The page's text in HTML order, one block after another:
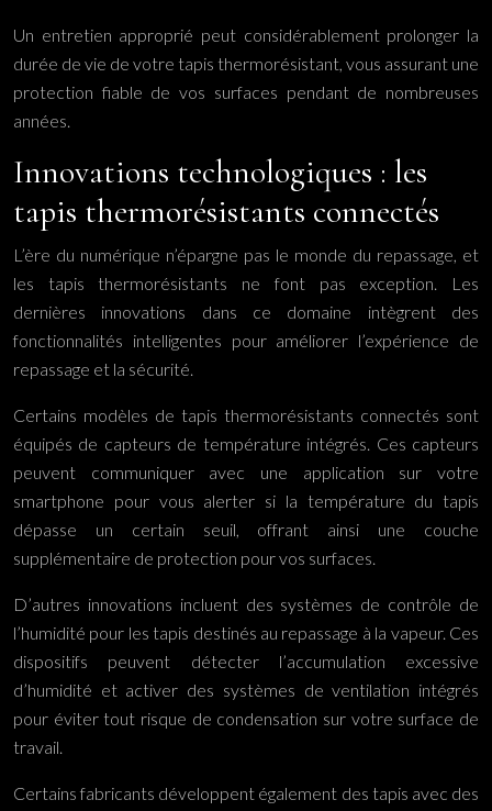
Un entretien approprié peut considérablement prolonger la
durée de vie de votre tapis thermorésistant, vous assurant une
protection fiable de vos surfaces pendant de nombreuses
années.
Innovations technologiques : les
tapis thermorésistants connectés
L’ère du numérique n’épargne pas le monde du repassage, et
les tapis thermorésistants ne font pas exception. Les
dernières innovations dans ce domaine intègrent des
fonctionnalités intelligentes pour améliorer l’expérience de
repassage et la sécurité.
Certains modèles de tapis thermorésistants connectés sont
équipés de capteurs de température intégrés. Ces capteurs
peuvent communiquer avec une application sur votre
smartphone pour vous alerter si la température du tapis
dépasse un certain seuil, offrant ainsi une couche
supplémentaire de protection pour vos surfaces.
D’autres innovations incluent des systèmes de contrôle de
l’humidité pour les tapis destinés au repassage à la vapeur. Ces
dispositifs peuvent détecter l’accumulation excessive
d’humidité et activer des systèmes de ventilation intégrés
pour éviter tout risque de condensation sur votre surface de
travail.
Certains fabricants développent également des tapis avec des